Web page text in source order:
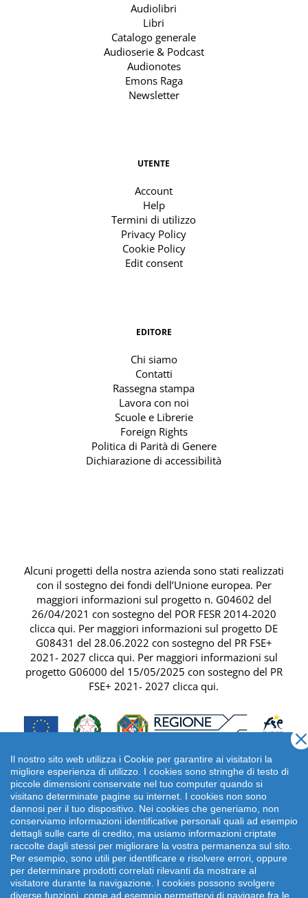
Il nostro sito web utilizza i Cookie per garantire ai visitatori la
migliore esperienza di utilizzo. I cookies sono stringhe di testo di
piccole dimensioni conservate nel tuo computer quando si
visitano determinate pagine su internet. I cookies non sono
dannosi per il tuo dispositivo. Nei cookies che generiamo, non
conserviamo informazioni identificative personali quali ad esempio
dettagli sulle carte di credito, ma usiamo informazioni criptate
raccolte dagli stessi per migliorare la vostra permanenza sul sito.
Per esempio, sono utili per identificare e risolvere errori, oppure
per determinare prodotti correlati rilevanti da mostrare al
visitatore durante la navigazione. I cookies possono svolgere
diverse funzioni, come ad esempio permettervi di navigare fra le
Audiolibri
Libri
Catalogo generale
Audioserie & Podcast
Audionotes
Emons Raga
Newsletter
UTENTE
Account
Help
Termini di utilizzo
Privacy Policy
Cookie Policy
Edit consent
EDITORE
Chi siamo
Contatti
Rassegna stampa
Lavora con noi
Scuole e Librerie
Foreign Rights
Politica di Parità di Genere
Dichiarazione di accessibilità
Alcuni progetti della nostra azienda sono stati realizzati
con il sostegno dei fondi dell’Unione europea. Per
maggiori informazioni sul progetto n. G04602 del
26/04/2021 con sostegno del POR FESR 2014-2020
clicca qui. Per maggiori informazioni sul progetto DE
G08431 del 28.06.2022 con sostegno del PR FSE+
2021- 2027 clicca qui. Per maggiori informazioni sul
progetto G06000 del 15/05/2025 con sostegno del PR
FSE+ 2021- 2027 clicca qui.
Copyright 2026 emonsitalia srl. | Viale della Piramide
Cestia 1C, 00153 Roma - Italia | P.IVA: 09372641002